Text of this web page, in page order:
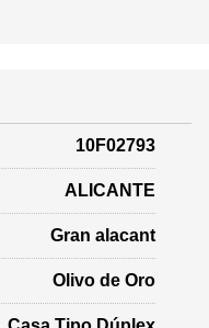
10F02793
ALICANTE
Gran alacant
Olivo de Oro